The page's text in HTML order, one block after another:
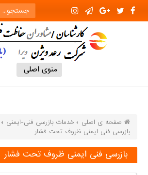
منوی اصلی
صفحه ی اصلی
خدمات بازرسی فنی-ایمنی
بازرسی فنی ایمنی ظروف تحت فشار
بازرسی فنی ایمنی ظروف تحت فشار